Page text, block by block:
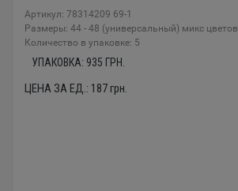
Артикул: 78314209 69-1
Размеры: 44 - 48 (универсальный) микс цветов
Количество в упаковке: 5
УПАКОВКА: 935 ГРН.
ЦЕНА ЗА ЕД.: 187грн.